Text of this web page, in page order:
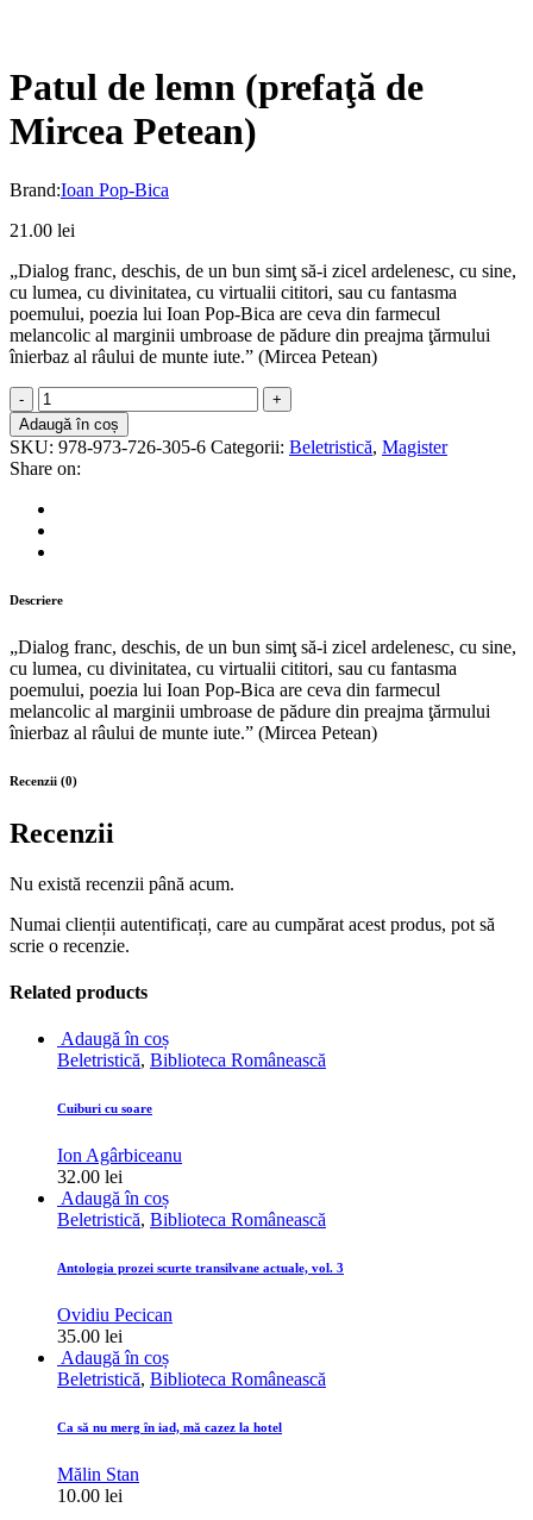
Patul de lemn (prefaţă de
Mircea Petean)
Brand:Ioan Pop-Bica
21.00 lei
„Dialog franc, deschis, de un bun simţ să-i zicel ardelenesc, cu sine,
cu lumea, cu divinitatea, cu virtualii cititori, sau cu fantasma
poemului, poezia lui Ioan Pop-Bica are ceva din farmecul
melancolic al marginii umbroase de pădure din preajma ţărmului
înierbaz al râului de munte iute.” (Mircea Petean)
Patul
de
lemn
(prefaţă
de
Mircea
Petean)
quantity
Adaugă în coș
SKU: 978-973-726-305-6 Categorii: Beletristică, Magister
Share on:
Descriere
„Dialog franc, deschis, de un bun simţ să-i zicel ardelenesc, cu sine,
cu lumea, cu divinitatea, cu virtualii cititori, sau cu fantasma
poemului, poezia lui Ioan Pop-Bica are ceva din farmecul
melancolic al marginii umbroase de pădure din preajma ţărmului
înierbaz al râului de munte iute.” (Mircea Petean)
Recenzii (0)
Recenzii
Nu există recenzii până acum.
Numai clienții autentificați, care au cumpărat acest produs, pot să
scrie o recenzie.
Related products
Adaugă în coș
Beletristică, Biblioteca Românească
Cuiburi cu soare
Ion Agârbiceanu
32.00 lei
Adaugă în coș
Beletristică, Biblioteca Românească
Antologia prozei scurte transilvane actuale, vol. 3
Ovidiu Pecican
35.00 lei
Adaugă în coș
Beletristică, Biblioteca Românească
Ca să nu merg în iad, mă cazez la hotel
Mălin Stan
10.00 lei